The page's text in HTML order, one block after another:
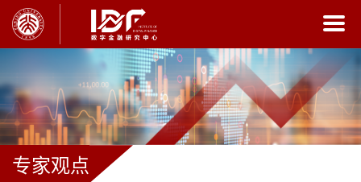
专家观点